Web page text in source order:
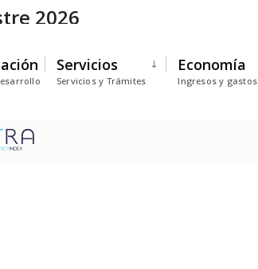
Servicios
Servicios y Trámites
Economía
Ingresos y gastos
2026